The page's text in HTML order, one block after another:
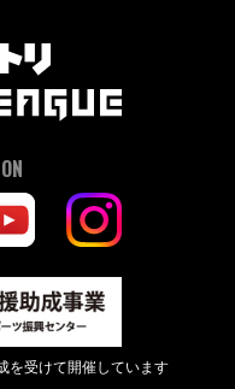
を受けて開催しています